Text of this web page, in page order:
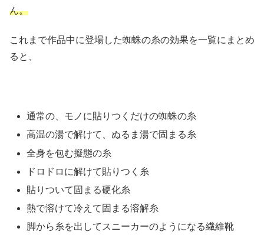
ん。
これまで作品中に登場した蜘蛛の糸の効果を一覧にまとめ
ると、
通常の、モノに貼りつくだけの蜘蛛の糸
高温の湯で解けて、ぬるま湯で固まる糸
全身を包む擬態の糸
ドロドロに解けて貼りつく糸
貼りついて固まる硬化糸
熱で溶けて冷えて固まる溶解糸
脚から糸を出してスニーカーのようになる繊維靴